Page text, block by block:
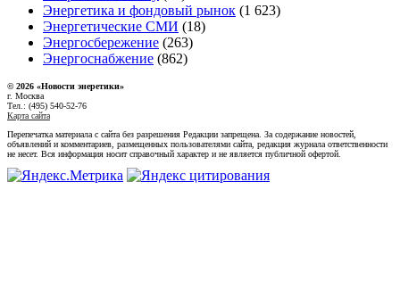
Энергетика и фондовый рынок (1 623)
Энергетические СМИ (18)
Энергосбережение (263)
Энергоснабжение (862)
© 2026 «Новости энеретики»
г. Москва
Тел.: (495) 540-52-76
Карта сайта
Перепечатка материала с сайта без разрешения Редакции запрещена. За содержание новостей,
объявлений и комментариев, размещенных пользователями сайта, редакция журнала ответственности
не несет. Вся информация носит справочный характер и не является публичной офертой.